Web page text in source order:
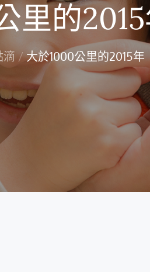
里的
滴 大於1000公里的2015年